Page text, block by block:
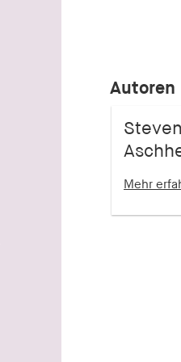
Autoren
Mehr